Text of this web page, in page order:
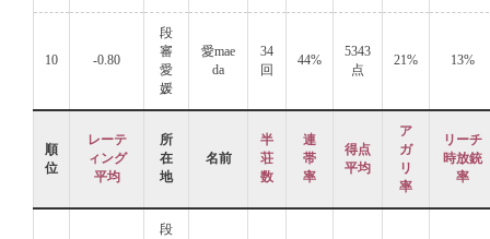
10 -0.80
段
審
愛
媛
愛mae
da
34
回
44%
5343
点
21% 13%
順
位
レーテ
ィング
平均
所
在
地
名前
半
荘
数
連
帯
率
得点
平均
ア
ガ
リ
率
リーチ
時放銃
率
段